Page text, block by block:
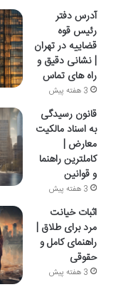
آدرس دفتر
رئیس قوه
قضاییه در تهران
| نشانی دقیق و
راه های تماس
3 هفته پیش
قانون رسیدگی
به اسناد مالکیت
معارض |
کاملترین راهنما
و قوانین
3 هفته پیش
اثبات خیانت
مرد برای طلاق |
راهنمای کامل و
حقوقی
3 هفته پیش